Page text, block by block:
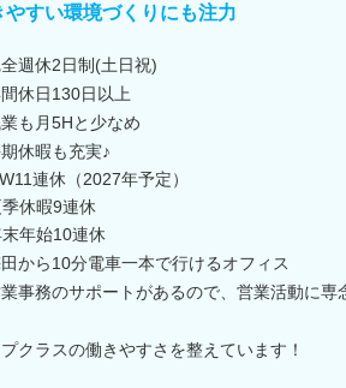
やすい環境づくりにも注力
週休2日制(土日祝)
休日130日以上
も月5Hと少なめ
休暇も充実♪
連休（2027年予定）
季休暇9連休
年始10連休
から10分電車一本で行けるオフィス
事務のサポートがあるので、営業活動に専
プクラスの働きやすさを整えています！